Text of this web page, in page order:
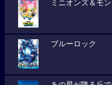
ミニオンズ＆モ
ブルーロック